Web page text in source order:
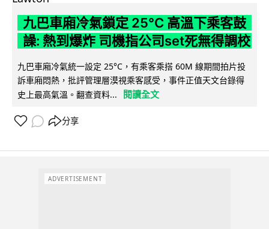
九巴車廂冷氣鎖定 25°C 高溫下乘客鼓
譟: 熱到爆炸 司機指公司set死無得調校
九巴車廂冷氣統一設定 25°C，有乘客乘搭 60M 線期間拍片投
訴車廂悶熱，批評管理層漠視乘客感受，事件正值天文台錄得
史上最高氣溫。翻查資料...
閱讀全文
分享
ADVERTISEMENT